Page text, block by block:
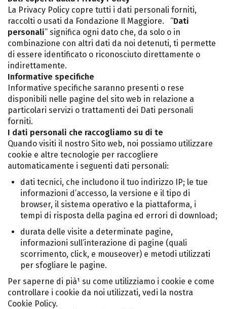
La Privacy Policy copre tutti i dati personali forniti,
raccolti o usati da Fondazione Il Maggiore. “Dati
personali” significa ogni dato che, da solo o in
combinazione con altri dati da noi detenuti, ti permette
di essere identificato o riconosciuto direttamente o
indirettamente.
Informative specifiche
Informative specifiche saranno presenti o rese
disponibili nelle pagine del sito web in relazione a
particolari servizi o trattamenti dei Dati personali
forniti.
I dati personali che raccogliamo su di te
Quando visiti il nostro Sito web, noi possiamo utilizzare
cookie e altre tecnologie per raccogliere
automaticamente i seguenti dati personali:
dati tecnici, che includono il tuo indirizzo IP; le tue
informazioni d’accesso, la versione e il tipo di
browser, il sistema operativo e la piattaforma, i
tempi di risposta della pagina ed errori di download;
durata delle visite a determinate pagine,
informazioni sull’interazione di pagine (quali
scorrimento, click, e mouseover) e metodi utilizzati
per sfogliare le pagine.
Per saperne di pià¹ su come utilizziamo i cookie e come
controllare i cookie da noi utilizzati, vedi la nostra
Cookie Policy.